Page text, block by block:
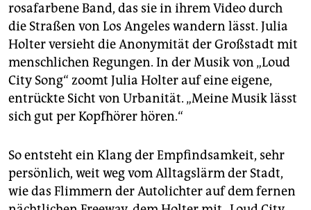
rosafarbene Band, das sie in ihrem Video durch
die Straßen von Los Angeles wandern lässt. Julia
Holter versieht die Anonymität der Großstadt mit
menschlichen Regungen. In der Musik von „Loud
City Song“ zoomt Julia Holter auf eine eigene,
entrückte Sicht von Urbanität. „Meine Musik lässt
sich gut per Kopfhörer hören.“
So entsteht ein Klang der Empfindsamkeit, sehr
persönlich, weit weg vom Alltagslärm der Stadt,
wie das Flimmern der Autolichter auf dem fernen